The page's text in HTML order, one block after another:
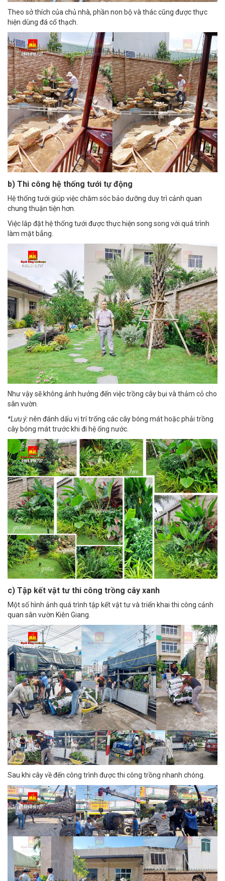
Theo sở thích của chủ nhà, phần non bộ và thác cũng được thực
hiện dùng đá cổ thạch.
b) Thi công hệ thống tưới tự động
Hệ thống tưới giúp việc chăm sóc bảo dưỡng duy trì cảnh quan
chung thuận tiện hơn.
Việc lắp đặt hệ thống tưới được thực hiện song song với quá trình
làm mặt bẳng.
Như vậy sẽ không ảnh hưởng đến việc trồng cây bụi và thảm cỏ cho
sân vườn.
*Lưu ý:nên đánh dấu vị trí trống các cây bóng mát hoặc phải trồng
cây bóng mát trước khi đi hệ ống nước.
c) Tập kết vật tư thi công trồng cây xanh
Một số hình ảnh quá trình tập kết vật tư và triển khai thi công cảnh
quan sân vườn Kiên Giang.
Sau khi cây về đến công trình được thi công trồng nhanh chóng.